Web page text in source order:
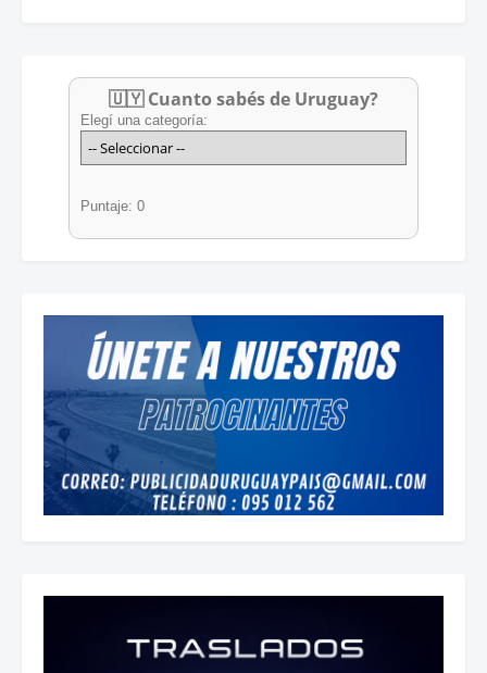
🇺🇾 Cuanto sabés de Uruguay?
Elegí una categoría:
Puntaje: 0